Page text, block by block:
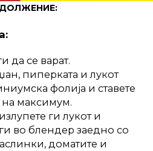
да се варат.
пиперката и лукот
фолија и ставете
на максимум.
ги лукот и
во блендер заедно со
доматите и